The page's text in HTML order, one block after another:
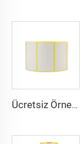
Ücretsiz Örnek Süpermarket Önceden Basılı Et Paketleme Fiyat Etiketi Kendinden Yapışkanlı Barkod Kağıt Rulo Etiket Çıkartmalar